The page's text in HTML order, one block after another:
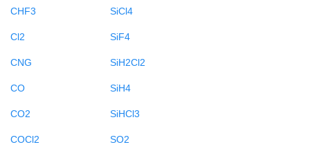
CHF3
Cl2
CNG
CO
CO2
COCl2
SiCl4
SiF4
SiH2Cl2
SiH4
SiHCl3
SO2